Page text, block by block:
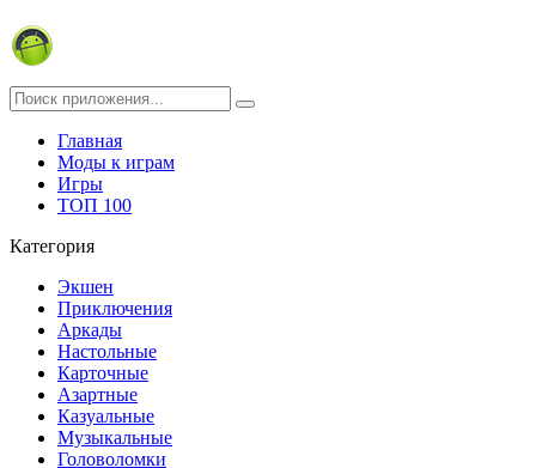
Главная
Моды к играм
Игры
ТОП 100
Категория
Экшен
Приключения
Аркады
Настольные
Карточные
Азартные
Казуальные
Музыкальные
Головоломки